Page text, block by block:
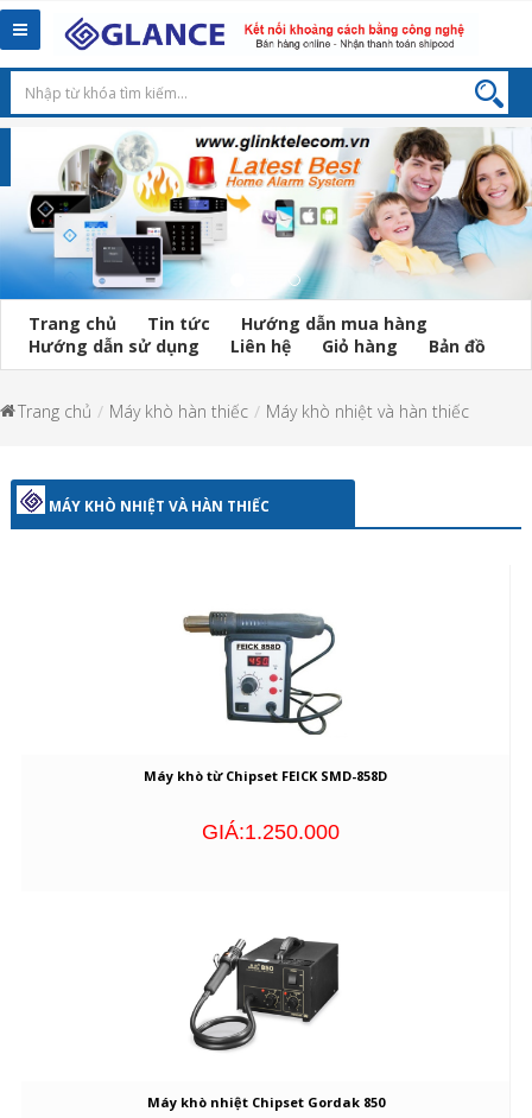
Toggle
navigation
Trang chủ Tin tức
Hướng dẫn mua hàng
Hướng dẫn sử dụng
Liên hệ Giỏ hàng Bản đồ
Trang chủ Máy khò hàn thiếc Máy khò nhiệt và hàn thiếc
MÁY KHÒ NHIỆT VÀ HÀN THIẾC
Máy khò từ Chipset FEICK SMD-858D
GIÁ:1.250.000
Máy khò nhiệt Chipset Gordak 850